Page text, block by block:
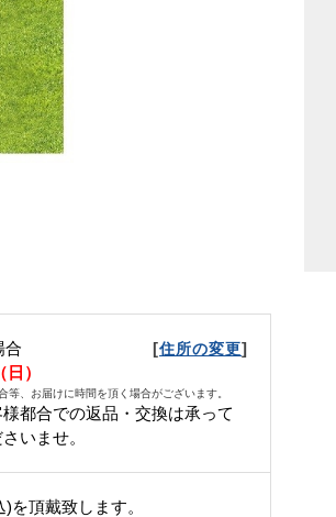
合 [住所の変更]
）
、お届けに時間を頂く場合がございます。
都合での返品・交換は承って
いませ。
)を頂戴致します。